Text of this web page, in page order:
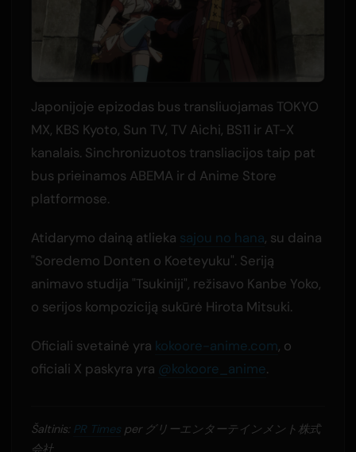
Japonijoje epizodas bus transliuojamas TOKYO
MX, KBS Kyoto, Sun TV, TV Aichi, BS11 ir AT-X
kanalais. Sinchronizuotos transliacijos taip pat
bus prieinamos ABEMA ir d Anime Store
platformose.
Atidarymo dainą atlieka sajou no hana, su daina
"Soredemo Donten o Koeteyuku". Seriją
animavo studija "Tsukiniji", režisavo Kanbe Yoko,
o serijos kompoziciją sukūrė Hirota Mitsuki.
Oficiali svetainė yra kokoore-anime.com, o
oficiali X paskyra yra @kokoore_anime.
Šaltinis: PR Timesper グリーエンターテインメント株式
会社